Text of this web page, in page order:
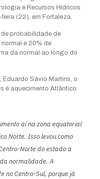
e Recursos Hídricos
(22), em Fortaleza.
probabilidade de
e 20% de
da normal ao longo do
Eduardo Sávio Martins, o
é aquecimento Atlântico
aí na zona equatorial
Norte. Isso levou como
Norte do estado a
normalidade. A
no Centro-Sul, porque já